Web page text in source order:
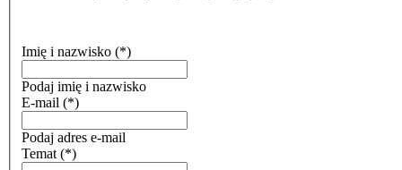
Imię i nazwisko (*)
Podaj imię i nazwisko
E-mail (*)
Podaj adres e-mail
Temat (*)